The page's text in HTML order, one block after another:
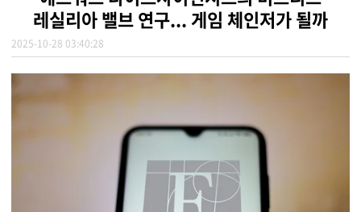
레실리아 밸브 연구... 게임 체인저가 될까
2025-10-28 03:40:28